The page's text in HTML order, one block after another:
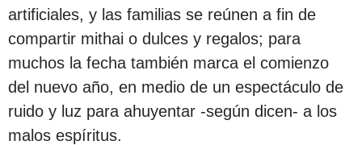
artificiales, y las familias se reúnen a fin de
compartir mithai o dulces y regalos; para
muchos la fecha también marca el comienzo
del nuevo año, en medio de un espectáculo de
ruido y luz para ahuyentar -según dicen- a los
malos espíritus.